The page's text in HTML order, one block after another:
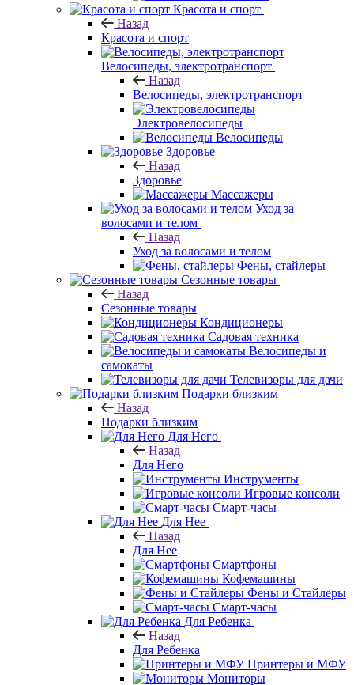
Красота и спорт
Назад
Красота и спорт
Велосипеды, электротранспорт
Назад
Велосипеды, электротранспорт
Электровелосипеды
Велосипеды
Здоровье
Назад
Здоровье
Массажеры
Уход за
волосами и телом
Назад
Уход за волосами и телом
Фены, стайлеры
Сезонные товары
Назад
Сезонные товары
Кондиционеры
Садовая техника
Велосипеды и
самокаты
Телевизоры для дачи
Подарки близким
Назад
Подарки близким
Для Него
Назад
Для Него
Инструменты
Игровые консоли
Смарт-часы
Для Нее
Назад
Для Нее
Смартфоны
Кофемашины
Фены и Стайлеры
Смарт-часы
Для Ребенка
Назад
Для Ребенка
Принтеры и МФУ
Мониторы